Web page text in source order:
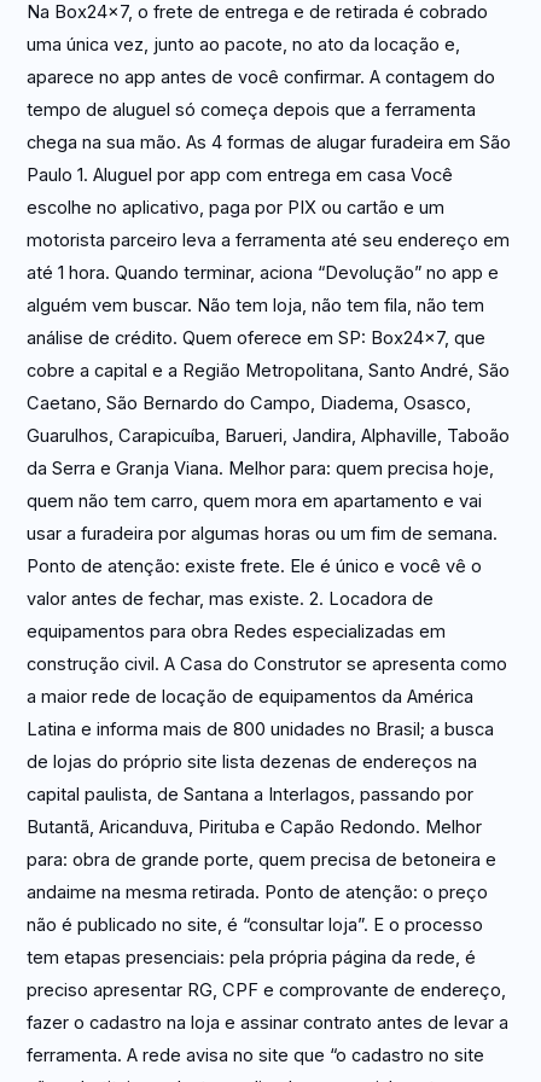
Na Box24x7, o frete de entrega e de retirada é cobrado
uma única vez, junto ao pacote, no ato da locação e,
aparece no app antes de você confirmar. A contagem do
tempo de aluguel só começa depois que a ferramenta
chega na sua mão. As 4 formas de alugar furadeira em São
Paulo 1. Aluguel por app com entrega em casa Você
escolhe no aplicativo, paga por PIX ou cartão e um
motorista parceiro leva a ferramenta até seu endereço em
até 1 hora. Quando terminar, aciona “Devolução” no app e
alguém vem buscar. Não tem loja, não tem fila, não tem
análise de crédito. Quem oferece em SP: Box24x7, que
cobre a capital e a Região Metropolitana, Santo André, São
Caetano, São Bernardo do Campo, Diadema, Osasco,
Guarulhos, Carapicuíba, Barueri, Jandira, Alphaville, Taboão
da Serra e Granja Viana. Melhor para: quem precisa hoje,
quem não tem carro, quem mora em apartamento e vai
usar a furadeira por algumas horas ou um fim de semana.
Ponto de atenção: existe frete. Ele é único e você vê o
valor antes de fechar, mas existe. 2. Locadora de
equipamentos para obra Redes especializadas em
construção civil. A Casa do Construtor se apresenta como
a maior rede de locação de equipamentos da América
Latina e informa mais de 800 unidades no Brasil; a busca
de lojas do próprio site lista dezenas de endereços na
capital paulista, de Santana a Interlagos, passando por
Butantã, Aricanduva, Pirituba e Capão Redondo. Melhor
para: obra de grande porte, quem precisa de betoneira e
andaime na mesma retirada. Ponto de atenção: o preço
não é publicado no site, é “consultar loja”. E o processo
tem etapas presenciais: pela própria página da rede, é
preciso apresentar RG, CPF e comprovante de endereço,
fazer o cadastro na loja e assinar contrato antes de levar a
ferramenta. A rede avisa no site que “o cadastro no site